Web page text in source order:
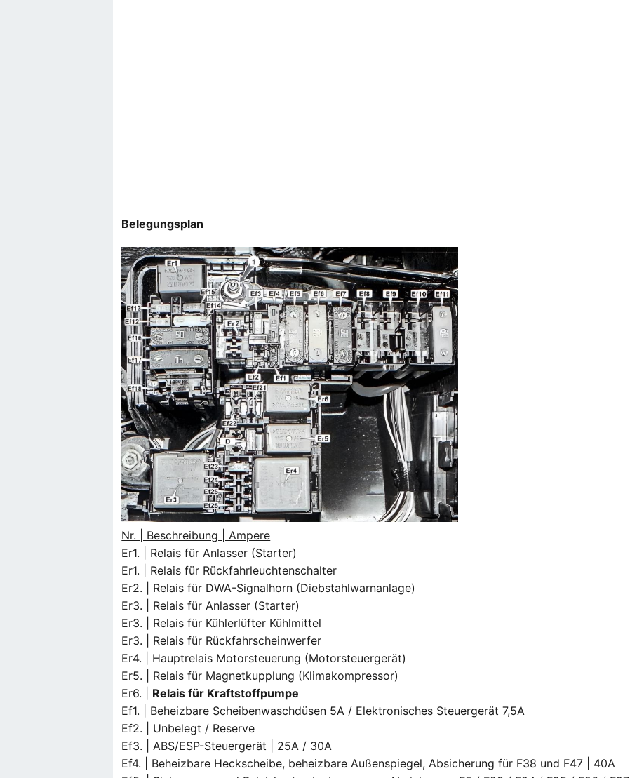
Belegungsplan
Nr. | Beschreibung | Ampere
Er1. | Relais für Anlasser (Starter)
Er1. | Relais für Rückfahrleuchtenschalter
Er2. | Relais für DWA-Signalhorn (Diebstahlwarnanlage)
Er3. | Relais für Anlasser (Starter)
Er3. | Relais für Kühlerlüfter Kühlmittel
Er3. | Relais für Rückfahrscheinwerfer
Er4. | Hauptrelais Motorsteuerung (Motorsteuergerät)
Er5. | Relais für Magnetkupplung (Klimakompressor)
Er6. | Relais für Kraftstoffpumpe
Ef1. | Beheizbare Scheibenwaschdüsen 5A / Elektronisches Steuergerät 7,5A
Ef2. | Unbelegt / Reserve
Ef3. | ABS/ESP-Steuergerät | 25A / 30A
Ef4. | Beheizbare Heckscheibe, beheizbare Außenspiegel, Absicherung für F38 und F47 | 40A